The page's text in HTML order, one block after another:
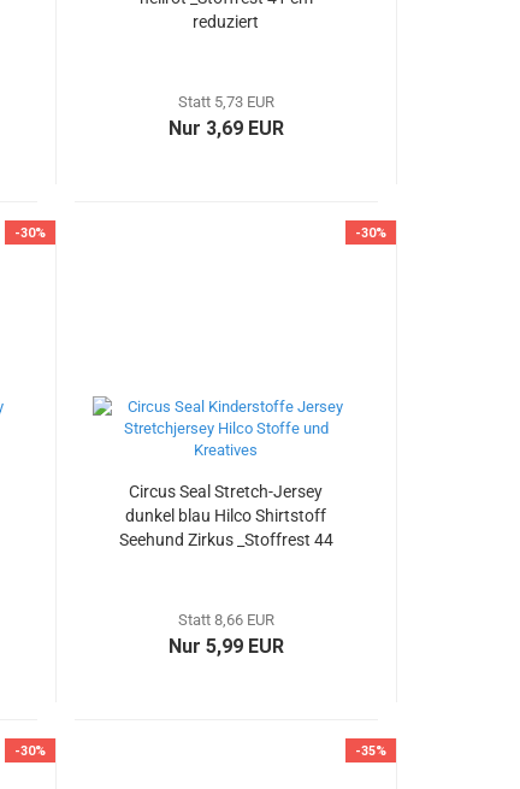
reduziert
Statt 5,73 EUR
Nur 3,69 EUR
-30% -30%
Circus Seal Stretch-Jersey
dunkel blau Hilco Shirtstoff
Seehund Zirkus _Stoffrest 44
Statt 8,66 EUR
Nur 5,99 EUR
-30% -35%